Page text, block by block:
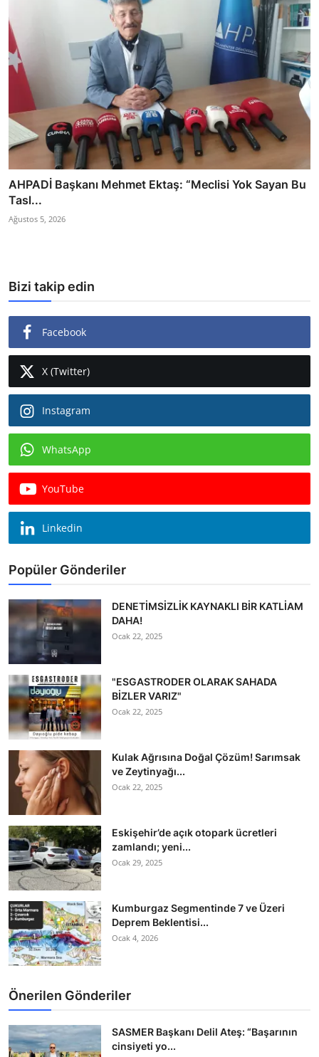
AHPADİ Başkanı Mehmet Ektaş: “Meclisi Yok Sayan Bu
Tasl...
Ağustos 5, 2026
Bizi takip edin
Facebook
X (Twitter)
Instagram
WhatsApp
YouTube
Linkedin
Popüler Gönderiler
DENETİMSİZLİK KAYNAKLI BİR KATLİAM
DAHA!
Ocak 22, 2025
"ESGASTRODER OLARAK SAHADA
BİZLER VARIZ"
Ocak 22, 2025
Kulak Ağrısına Doğal Çözüm! Sarımsak
ve Zeytinyağı...
Ocak 22, 2025
Eskişehir’de açık otopark ücretleri
zamlandı; yeni...
Ocak 29, 2025
Kumburgaz Segmentinde 7 ve Üzeri
Deprem Beklentisi...
Ocak 4, 2026
Önerilen Gönderiler
SASMER Başkanı Delil Ateş: “Başarının
cinsiyeti yo...